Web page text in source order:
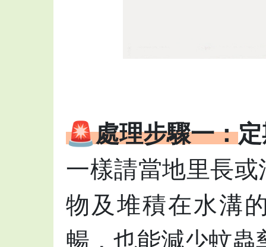
🚨處理步驟一：
一樣請當地里長
物及堆積在水溝
暢，也能減少蚊蟲